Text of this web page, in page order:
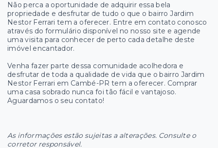
Não perca a oportunidade de adquirir essa bela
propriedade e desfrutar de tudo o que o bairro Jardim
Nestor Ferrari tem a oferecer. Entre em contato conosco
através do formulário disponível no nosso site e agende
uma visita para conhecer de perto cada detalhe deste
imóvel encantador.
Venha fazer parte dessa comunidade acolhedora e
desfrutar de toda a qualidade de vida que o bairro Jardim
Nestor Ferrari em Cambé-PR tem a oferecer. Comprar
uma casa sobrado nunca foi tão fácil e vantajoso.
Aguardamos o seu contato!
As informações estão sujeitas a alterações. Consulte o
corretor responsável.